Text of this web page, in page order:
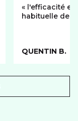
l'efficacité et
habituelle des
QUENTIN B.